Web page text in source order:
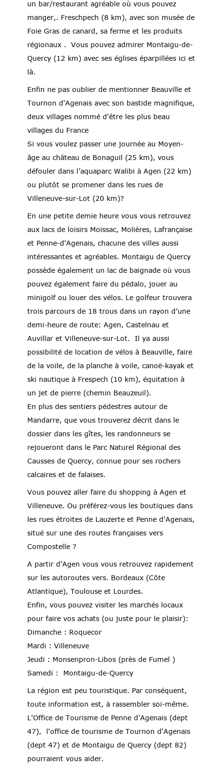
un bar/restaurant agréable où vous pouvez
manger,. Freschpech (8 km), avec son musée de
Foie Gras de canard, sa ferme et les produits
régionaux . Vous pouvez admirer Montaigu-de-
Quercy (12 km) avec ses églises éparpillées ici et
là.
Enfin ne pas oublier de mentionner Beauville et
Tournon d'Agenais avec son bastide magnifique,
deux villages nommé d'être les plus beau
villages du France
Si vous voulez passer une journée au Moyen-
âge au château de Bonaguil (25 km), vous
défouler dans l’aquaparc Walibi à Agen (22 km)
ou plutôt se promener dans les rues de
Villeneuve-sur-Lot (20 km)?
En une petite demie heure vous vous retrouvez
aux lacs de loisirs Moissac, Molières, Lafrançaise
et Penne-d'Agenais, chacune des villes aussi
intéressantes et agréables. Montaigu de Quercy
possède également un lac de baignade où vous
pouvez également faire du pédalo, jouer au
minigolf ou louer des vélos. Le golfeur trouvera
trois parcours de 18 trous dans un rayon d’une
demi-heure de route: Agen, Castelnau et
Auvillar et Villeneuve-sur-Lot. Il ya aussi
possibilité de location de vélos à Beauville, faire
de la voile, de la planche à voile, canoë-kayak et
ski nautique à Frespech (10 km), équitation à
un jet de pierre (chemin Beauzeuil).
En plus des sentiers pédestres autour de
Mandarre, que vous trouverez décrit dans le
dossier dans les gîtes, les randonneurs se
rejoueront dans le Parc Naturel Régional des
Causses de Quercy, connue pour ses rochers
calcaires et de falaises.
Vous pouvez aller faire du shopping à Agen et
Villeneuve. Ou préférez-vous les boutiques dans
les rues étroites de Lauzerte et Penne d'Agenais,
situé sur une des routes françaises vers
Compostelle ?
A partir d’Agen vous vous retrouvez rapidement
sur les autoroutes vers. Bordeaux (Côte
Atlantique), Toulouse et Lourdes.
Enfin, vous pouvez visiter les marchés locaux
pour faire vos achats (ou juste pour le plaisir):
Dimanche : Roquecor
Mardi : Villeneuve
Jeudi : Monsenpron-Libos (près de Fumel )
Samedi : Montaigu-de-Quercy
La région est peu touristique. Par conséquent,
toute information est, à rassembler soi-même.
L'Office de Tourisme de Penne d'Agenais (dept
47), l'office de tourisme de Tournon d'Agenais
(dept 47) et de Montaigu de Quercy (dept 82)
pourraient vous aider.